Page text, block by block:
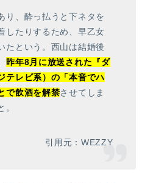
り、酔っ払うと下ネタを
したりするため、早乙女
たという。西山は結婚後
昨年8月に放送された『ダ
テレビ系）の「本音でハ
で飲酒を解禁させてしま
。
引用元：WEZZY